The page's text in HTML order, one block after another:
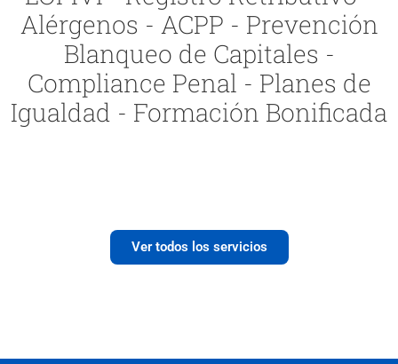
Alérgenos - ACPP - Prevención
Blanqueo de Capitales -
Compliance Penal - Planes de
Igualdad - Formación Bonificada
Ver todos los servicios